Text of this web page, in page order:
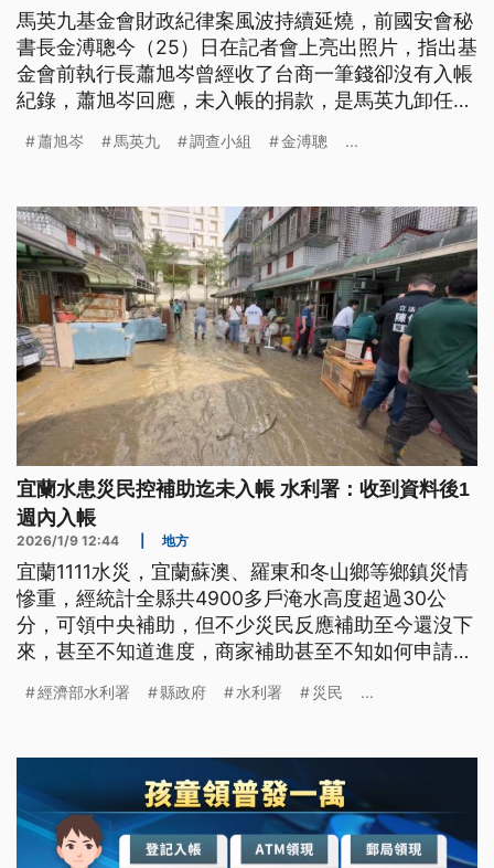
馬英九基金會財政紀律案風波持續延燒，前國安會秘
書長金溥聰今（25）日在記者會上亮出照片，指出基
金會前執行長蕭旭岑曾經收了台商一筆錢卻沒有入帳
紀錄，蕭旭岑回應，未入帳的捐款，是馬英九卸任禮
馬英九請示，並照指示一切公用，都有向調查小組說
次看到，但金流有掌握。
蕭旭岑 馬英九 調查小組 金溥聰 ...
宜蘭水患災民控補助迄未入帳 水利署：收到資料後1
週內入帳
2026/1/9 12:44 地方
宜蘭1111水災，宜蘭蘇澳、羅東和冬山鄉等鄉鎮災情
慘重，經統計全縣共4900多戶淹水高度超過30公
分，可領中央補助，但不少災民反應補助至今還沒下
來，甚至不知道進度，商家補助甚至不知如何申請。
署表示，只要收到申請資料，補助一週內可入帳。
經濟部水利署 縣政府 水利署 災民 ...